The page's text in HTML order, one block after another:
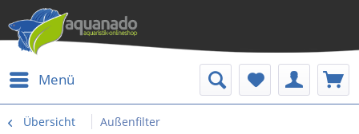
Menü
Übersicht Außenfilter